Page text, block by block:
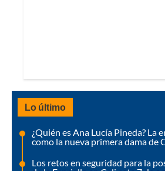
Lo último
¿Quién es Ana Lucía Pineda? La
como la nueva primera dama de
Los retos en seguridad para la